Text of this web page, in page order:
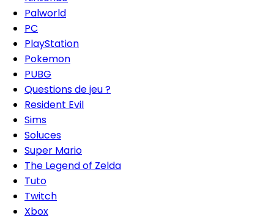
Palworld
PC
PlayStation
Pokemon
PUBG
Questions de jeu ?
Resident Evil
Sims
Soluces
Super Mario
The Legend of Zelda
Tuto
Twitch
Xbox